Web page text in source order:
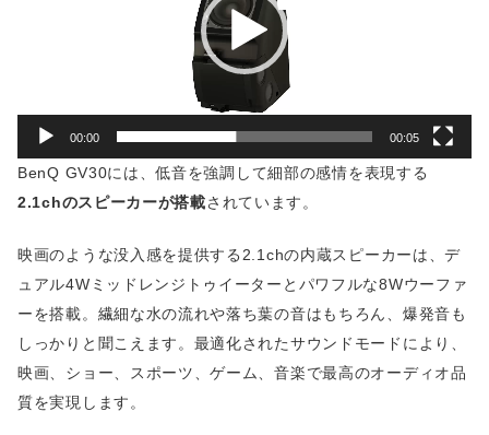
00:00 00:05
BenQ GV30には、低音を強調して細部の感情を表現する
2.1chのスピーカーが搭載されています。
映画のような没入感を提供する2.1chの内蔵スピーカーは、デ
ュアル4Wミッドレンジトゥイーターとパワフルな8Wウーファ
ーを搭載。繊細な水の流れや落ち葉の音はもちろん、爆発音も
しっかりと聞こえます。最適化されたサウンドモードにより、
映画、ショー、スポーツ、ゲーム、音楽で最高のオーディオ品
質を実現します。